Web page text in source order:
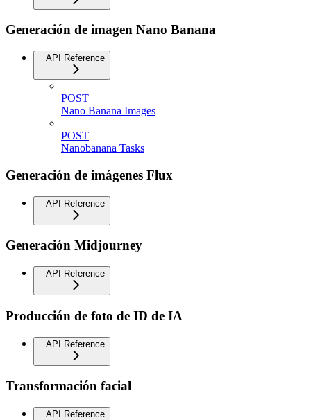
Generación de imagen Nano Banana
API Reference
POST
Nano Banana Images
POST
Nanobanana Tasks
Generación de imágenes Flux
API Reference
Generación Midjourney
API Reference
Producción de foto de ID de IA
API Reference
Transformación facial
API Reference